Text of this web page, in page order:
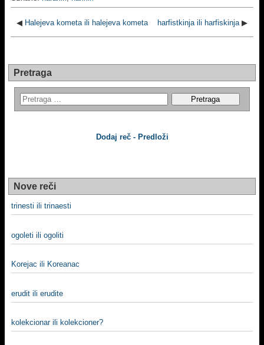
◀ Halejeva kometa ili halejeva kometa harfistkinja ili harfiskinja▶
Pretraga
Dodaj reč - Predloži
Nove reči
trinesti ili trinaesti
ogoleti ili ogoliti
Korejac ili Koreanac
erudit ili erudite
kolekcionar ili kolekcioner?